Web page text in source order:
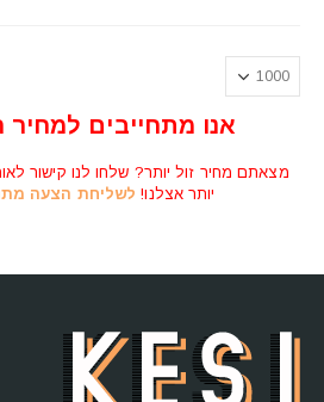
אנו מתחייבים למחיר
מצאתם מחיר זול יותר? שלחו לנו קישור
יותר אצלנו! לשליחת הצעה